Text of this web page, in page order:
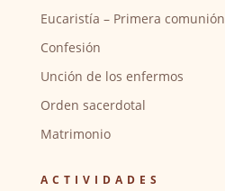
Eucaristía – Primera comunión
Confesión
Unción de los enfermos
Orden sacerdotal
Matrimonio
ACTIVIDADES